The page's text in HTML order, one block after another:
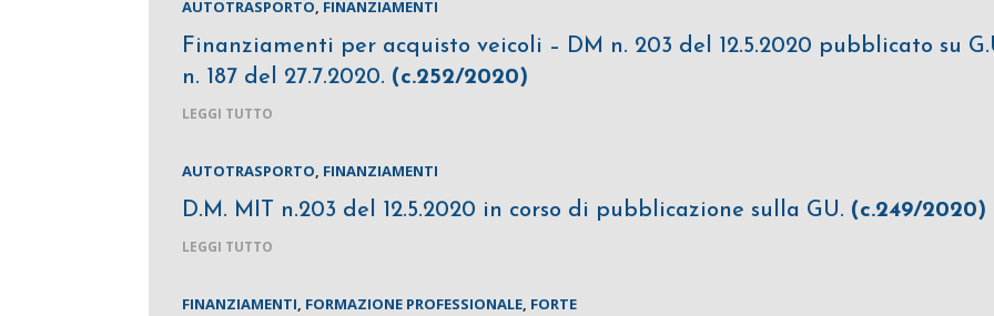
AUTOTRASPORTO, FINANZIAMENTI
Finanziamenti per acquisto veicoli – DM n. 203 del 12.5.2020 pubblicato su
n. 187 del 27.7.2020. (c.252/2020)
LEGGI TUTTO
AUTOTRASPORTO, FINANZIAMENTI
D.M. MIT n.203 del 12.5.2020 in corso di pubblicazione sulla GU. (c.249/2020)
LEGGI TUTTO
FINANZIAMENTI, FORMAZIONE PROFESSIONALE, FORTE